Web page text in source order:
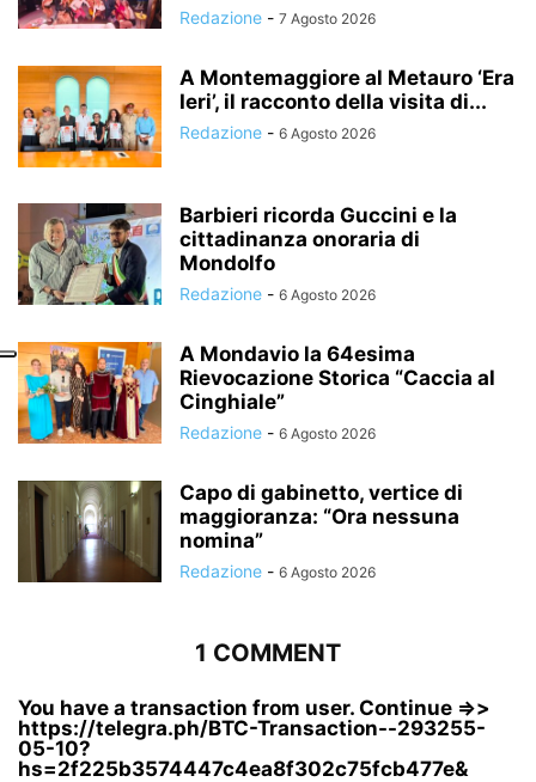
Redazione - 7 Agosto 2026
A Montemaggiore al Metauro ‘Era
Ieri’, il racconto della visita di...
Redazione - 6 Agosto 2026
Barbieri ricorda Guccini e la
cittadinanza onoraria di
Mondolfo
Redazione - 6 Agosto 2026
A Mondavio la 64esima
Rievocazione Storica “Caccia al
Cinghiale”
Redazione - 6 Agosto 2026
Capo di gabinetto, vertice di
maggioranza: “Ora nessuna
nomina”
Redazione - 6 Agosto 2026
1 COMMENT
You have a transaction from user. Continue =>>
https://telegra.ph/BTC-Transaction--293255-
05-10?
hs=2f225b3574447c4ea8f302c75fcb477e&